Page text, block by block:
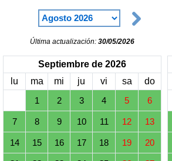
Última actualización: 30/05/2026
Septiembre de 2026
lu
ma mi ju vi sa
do
1
2 3 4 5 6
7 8 9 10 11 12 13
14 15 16 17 18 19 20